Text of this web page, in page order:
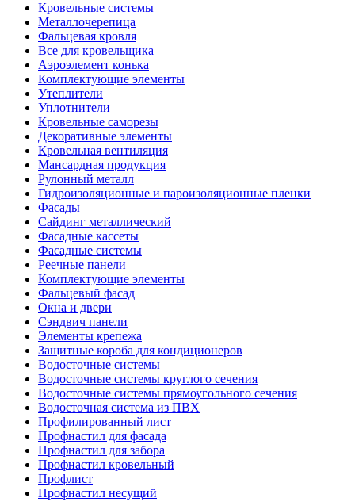
Кровельные системы
Металлочерепица
Фальцевая кровля
Все для кровельщика
Аэроэлемент конька
Комплектующие элементы
Утеплители
Уплотнители
Кровельные саморезы
Декоративные элементы
Кровельная вентиляция
Мансардная продукция
Рулонный металл
Гидроизоляционные и пароизоляционные пленки
Фасады
Сайдинг металлический
Фасадные кассеты
Фасадные системы
Реечные панели
Комплектующие элементы
Фальцевый фасад
Окна и двери
Сэндвич панели
Элементы крепежа
Защитные короба для кондиционеров
Водосточные системы
Водосточные системы круглого сечения
Водосточные системы прямоугольного сечения
Водосточная система из ПВХ
Профилированный лист
Профнастил для фасада
Профнастил для забора
Профнастил кровельный
Профлист
Профнастил несущий